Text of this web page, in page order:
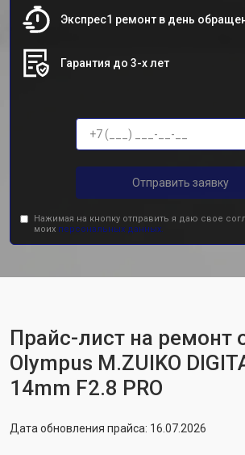
Экспрес1 ремонт в день
Гарантия до 3-х лет
Отправить заявку
Нажимая на кнопку отправить я даю свое
моих персональных данных.
Прайс-лист на ремонт
Olympus M.ZUIKO
14mm F2.8 PRO
Дата обновления прайса: 16.07.2026